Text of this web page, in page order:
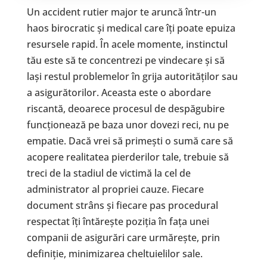
Un accident rutier major te aruncă într-un
haos birocratic și medical care îți poate epuiza
resursele rapid. În acele momente, instinctul
tău este să te concentrezi pe vindecare și să
lași restul problemelor în grija autorităților sau
a asigurătorilor. Aceasta este o abordare
riscantă, deoarece procesul de despăgubire
funcționează pe baza unor dovezi reci, nu pe
empatie. Dacă vrei să primești o sumă care să
acopere realitatea pierderilor tale, trebuie să
treci de la stadiul de victimă la cel de
administrator al propriei cauze. Fiecare
document strâns și fiecare pas procedural
respectat îți întărește poziția în fața unei
companii de asigurări care urmărește, prin
definiție, minimizarea cheltuielilor sale.